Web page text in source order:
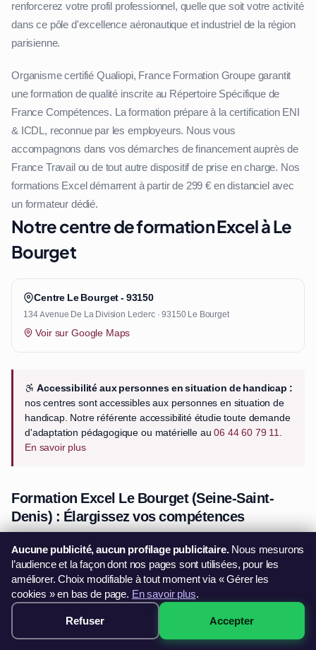
renforcerez votre profil professionnel, quelle que soit votre activité
dans ce pôle d'excellence aéronautique et industriel de la région
parisienne.
Organisme certifié Qualiopi, France Formation Groupe garantit
une formation de qualité inscrite au Répertoire Spécifique de
France Compétences. La formation prépare à la certification ENI
& ICDL, reconnue par les employeurs. Nous vous
accompagnons dans vos démarches de financement auprès de
France Travail ou de tout autre dispositif de prise en charge. Nos
formations Excel démarrent à partir de 299 € en distanciel avec
un formateur dédié.
Notre centre de formation Excel à Le
Bourget
Centre Le Bourget - 93150
134 Avenue De La Division Leclerc · 93150 Le Bourget
Voir sur Google Maps
Accessibilité aux personnes en situation de handicap :
nos centres sont accessibles aux personnes en situation de
handicap. Notre référente accessibilité étudie toute demande
d'adaptation pédagogique ou matérielle au06 44 60 79 11.
En savoir plus
Formation Excel Le Bourget (Seine-Saint-
Denis) : Élargissez vos compétences
Dans un environnement professionnel où la maîtrise des outils
bureautiques est essentielle, Excel s'impose comme un logiciel
incontournable Le Bourget. Que ce soit pour analyser des
données, automatiser des tâches répétitives ou optimiser la
gestion de projets, une formation Excel certifiante en Île-de-
France est un atout majeur.
299€ · Voir les sessions →
Aucune publicité, aucun profilage publicitaire.Nous mesurons
l’audience et la façon dont nos pages sont utilisées, pour les
améliorer. Choix modifiable à tout moment via « Gérer les
cookies » en bas de page. En savoir plus.
Refuser Accepter